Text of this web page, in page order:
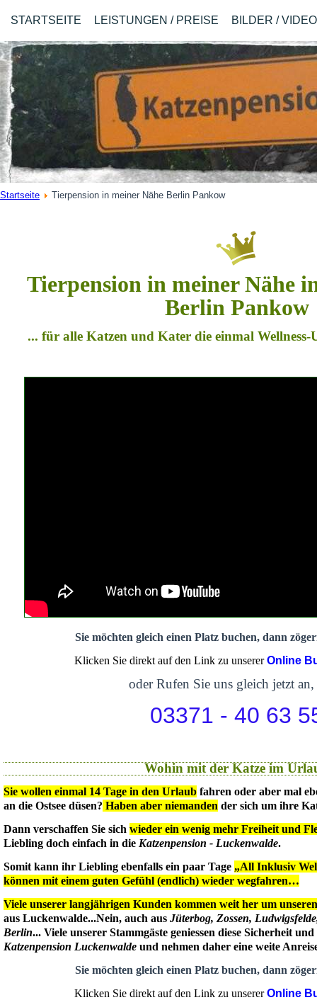
STARTSEITE LEISTUNGEN / PREISE BILDER /
Startseite Tierpension in meiner Nähe Berlin Pankow
Tierpension in meiner Nähe
Berlin Pankow
... für alle Katzen und Kater die einmal
Sie möchten gleich einen Platz buchen, dann
Klicken Sie direkt auf den Link zu unsererOnline
oder Rufen Sie uns gleich jetzt an,
03371 - 40 63
Wohin mit der Katze im
Sie wollen einmal 14 Tage in den Urlaub fahren oder aber mal
an die Ostsee düsen? Haben aber niemanden der sich um ihre
Dann verschaffen Sie sich wieder ein wenig mehr Freiheit und
Liebling doch einfach in die Katzenpension - Luckenwalde.
Somit kann ihr Liebling ebenfalls ein paar Tage „All Inklusiv
können mit einem guten Gefühl (endlich) wieder wegfahren…
Viele unserer langjährigen Kunden kommen weit her um
aus Luckenwalde...Nein, auch aus Jüterbog, Zossen,
Berlin... Viele unserer Stammgäste geniessen diese Sicherheit
Katzenpension Luckenwalde und nehmen daher eine weite
Sie möchten gleich einen Platz buchen, dann
Klicken Sie direkt auf den Link zu unsererOnline